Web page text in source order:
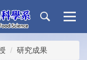
研究成果